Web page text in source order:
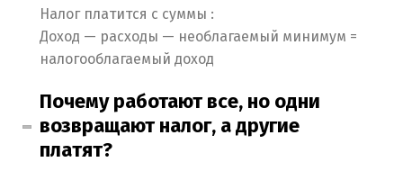
Налог платится с суммы :
Доход — расходы — необлагаемый минимум =
налогооблагаемый доход
Почему работают все, но одни
возвращают налог, а другие
платят?